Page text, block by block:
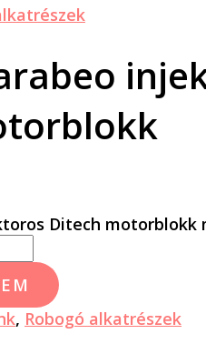
Ditech motorblokk
, Robogó alkatrészek